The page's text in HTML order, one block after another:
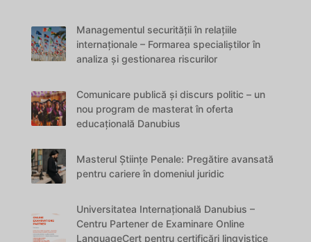
Managementul securității în relațiile
internaționale – Formarea specialiștilor în
analiza și gestionarea riscurilor
Comunicare publică și discurs politic – un
nou program de masterat în oferta
educațională Danubius
Masterul Științe Penale: Pregătire avansată
pentru cariere în domeniul juridic
Universitatea Internațională Danubius –
Centru Partener de Examinare Online
LanguageCert pentru certificări lingvistice